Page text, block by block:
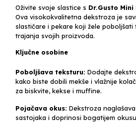
Oživite svoje slastice s Dr.Gusto
Ova visokokvalitetna dekstroza je
slastičare i pekare koji žele
trajanja svojih proizvoda.
Ključne osobine
Poboljšava teksturu: Dodajte
kako biste dobili mekše i vlažnije
za biskvite, kekse i muffine.
Pojačava okus: Dekstroza
sastojaka i doprinosi bogatijem